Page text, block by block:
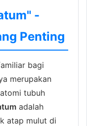
-
Penting
bagi
merupakan
tubuh
adalah
atap mulut di